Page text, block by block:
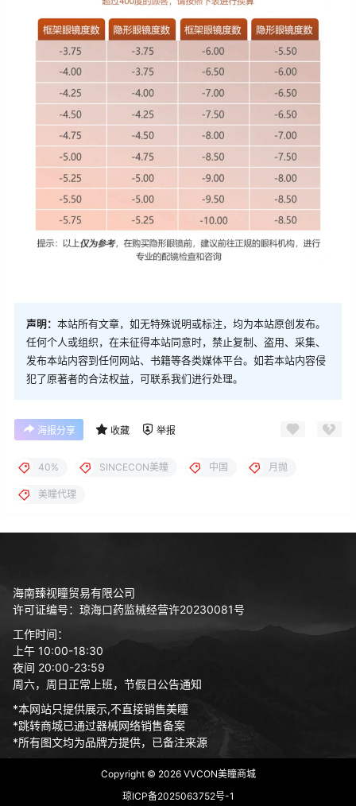
声明： 本站所有文章，如无特殊说明或标注，均为本站原创发布。
任何个人或组织，在未征得本站同意时，禁止复制、盗用、采集、
发布本站内容到任何网站、书籍等各类媒体平台。如若本站内容侵
犯了原著者的合法权益，可联系我们进行处理。
海报分享 收藏 举报
40% SINCECON美瞳 中国 月抛
美瞳代理
海南臻视瞳贸易有限公司
许可证编号：琼海口药监械经营许20230081号
工作时间：
上午 10:00-18:30
夜间 20:00-23:59
周六，周日正常上班，节假日公告通知
*本网站只提供展示,不直接销售美瞳
*跳转商城已通过器械网络销售备案
*所有图文均为品牌方提供，已备注来源
Copyright © 2026VVCON美瞳商城
琼ICP备2025063752号-1